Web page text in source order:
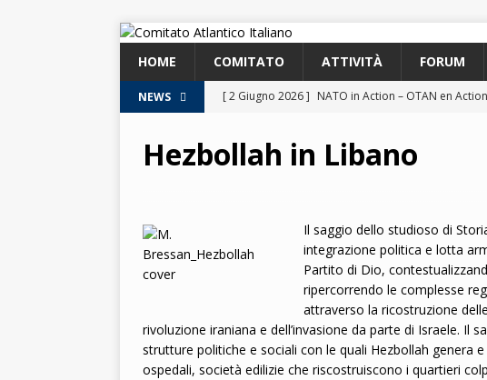
HOME COMITATO ATTIVITÀ FORUM
NEWS [ 2 Giugno 2026 ] NATO in Action – OTAN en
[ 5 Maggio 2026 ]
Conferenza. Europe and the
2026.
Lezione. La NATO e i giovani.
[ 25 Marzo 2026 ] Lezione. L’Italia nelle missioni
Hezbollah in Libano
Il saggio dello studioso di
integrazione politica e lotta
Partito di Dio,
ripercorrendo le complesse
attraverso la ricostruzione
rivoluzione iraniana e dell’invasione da parte di Israele. Il
strutture politiche e sociali con le quali Hezbollah genera
ospedali, società edilizie che riscostruiscono i quartieri